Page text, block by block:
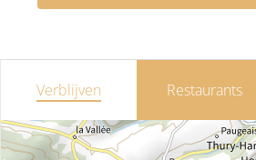
Verblijven Restaurants